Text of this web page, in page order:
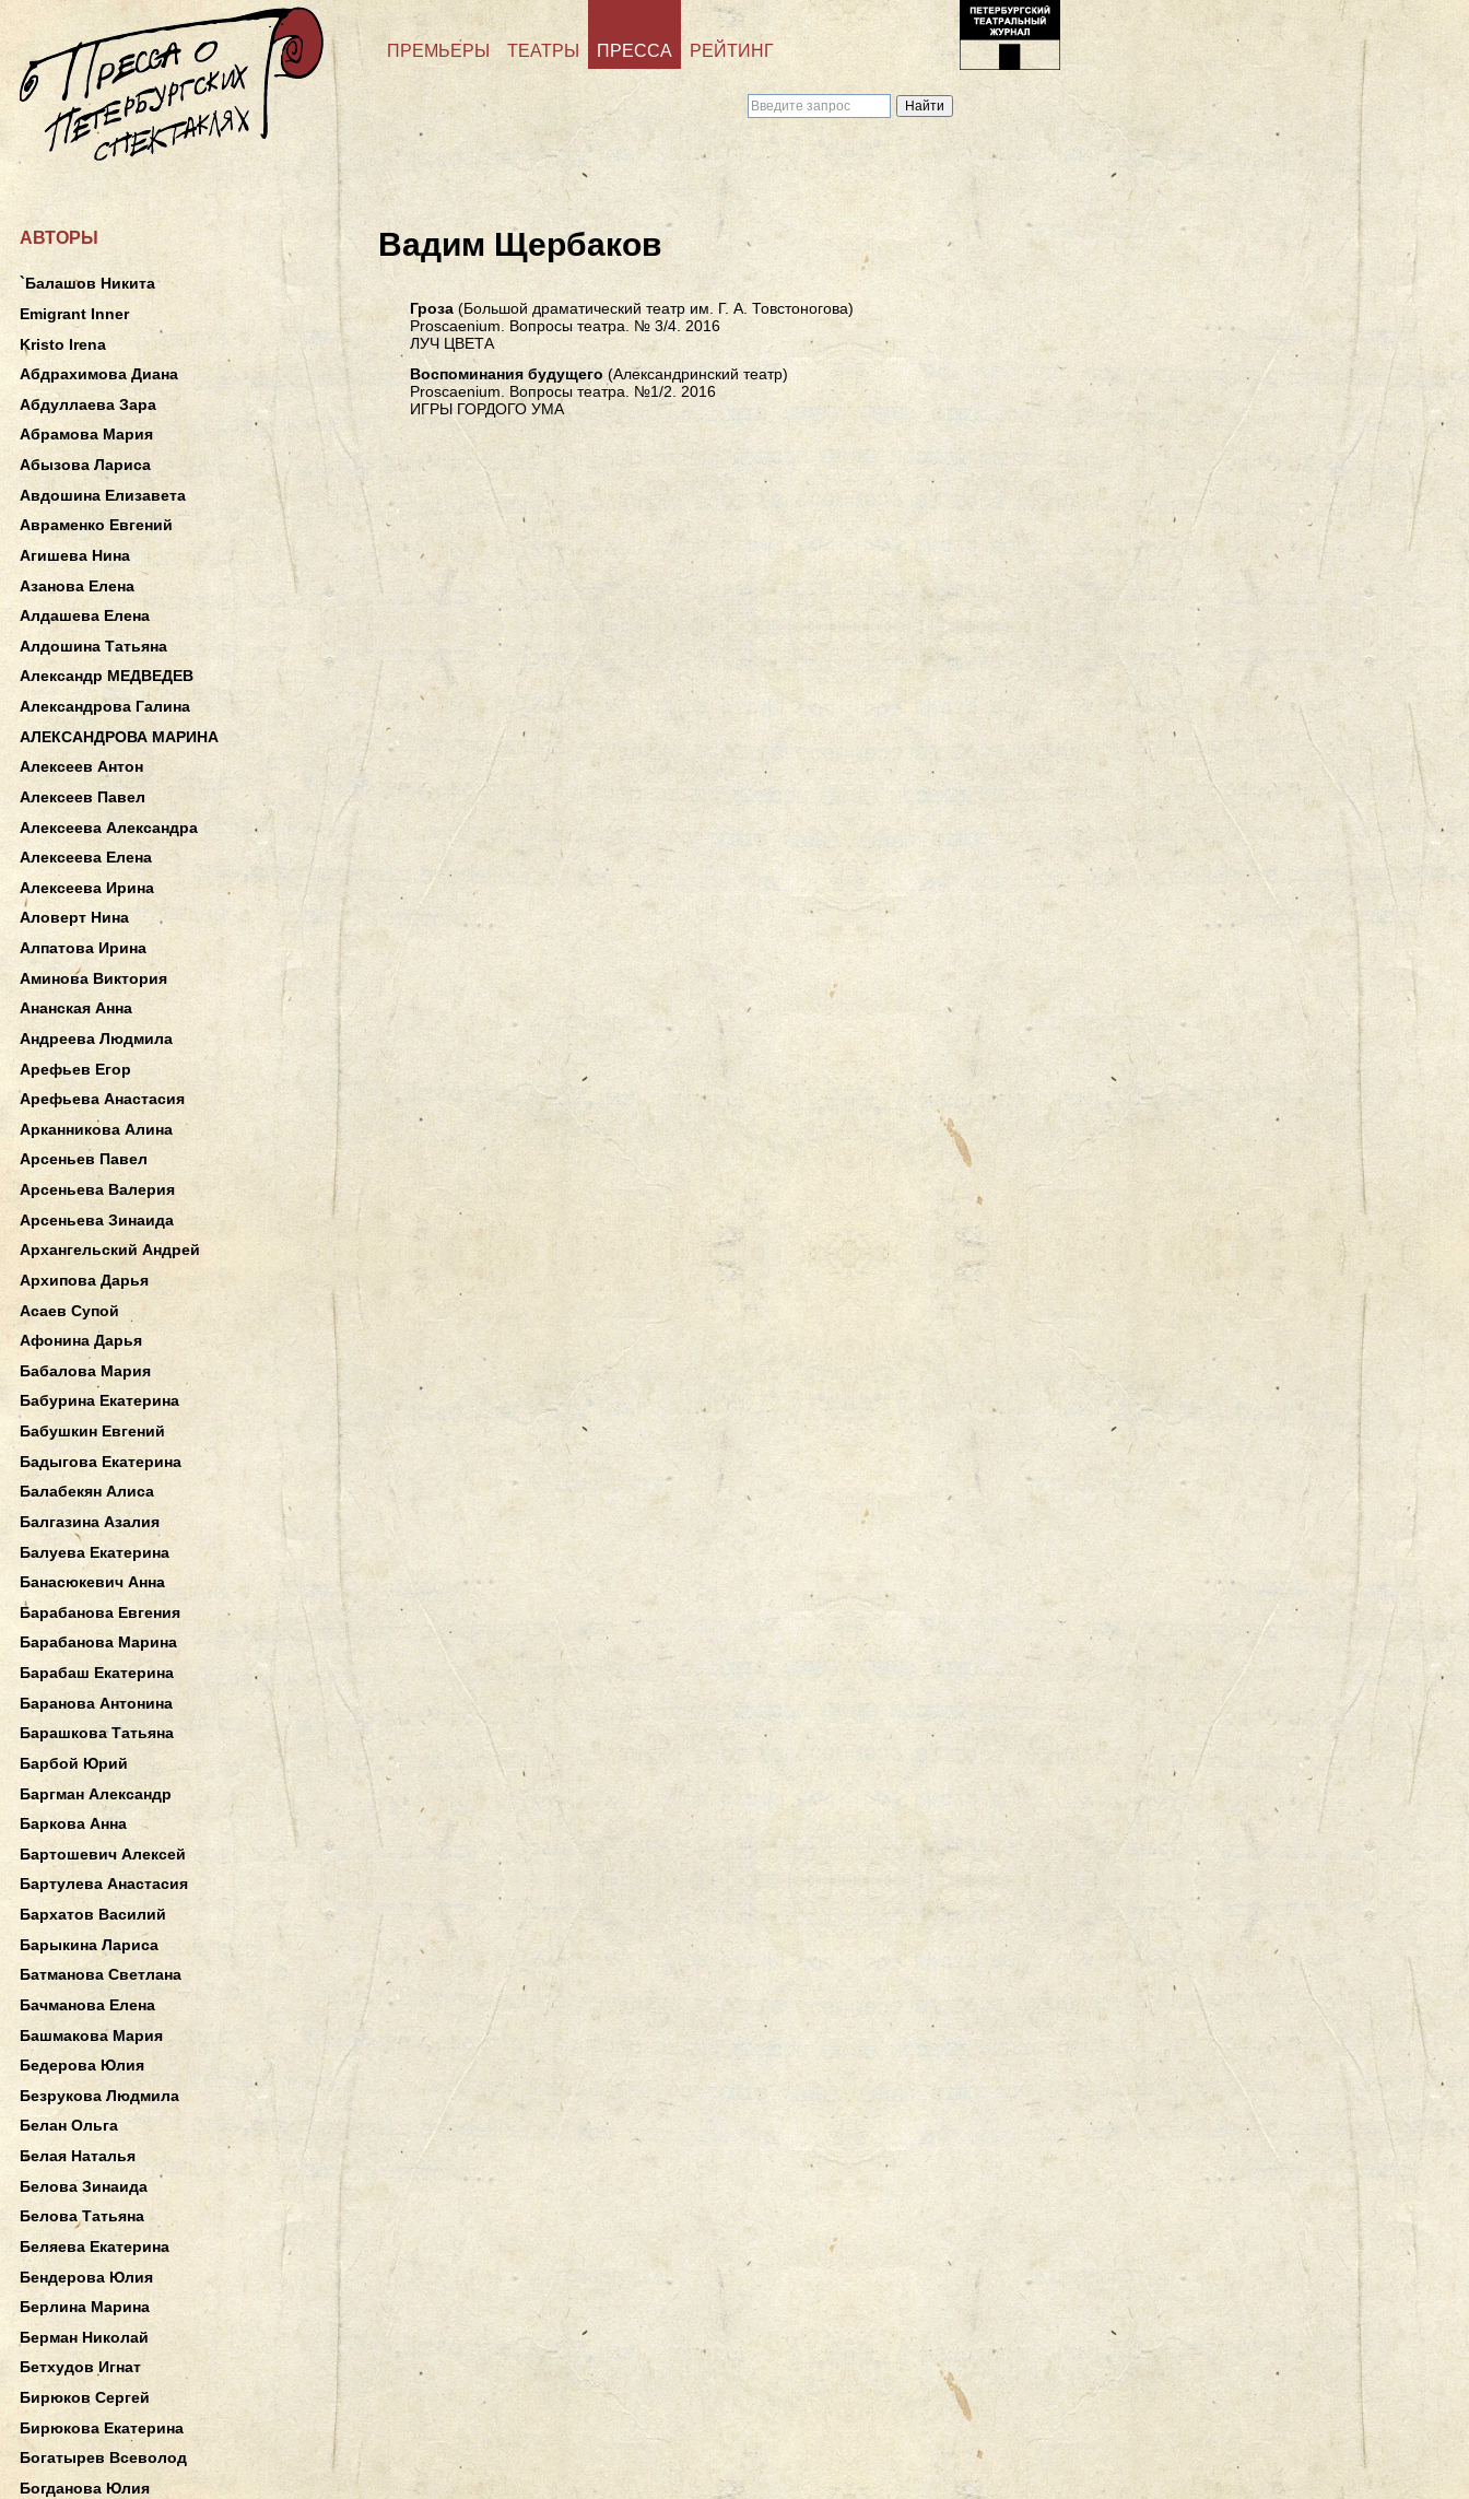
ПРЕМЬЕРЫ ТЕАТРЫ ПРЕССА РЕЙТИНГ
Вадим Щербаков
Гроза(Большой драматический театр им. Г. А. Товстоногова)
Proscaenium. Вопросы театра. № 3/4. 2016
ЛУЧ ЦВЕТА
Воспоминания будущего(Александринский театр)
Proscaenium. Вопросы театра. №1/2. 2016
ИГРЫ ГОРДОГО УМА
АВТОРЫ
`Балашов Никита
Emigrant Inner
Kristo Irena
Абдрахимова Диана
Абдуллаева Зара
Абрамова Мария
Абызова Лариса
Авдошина Елизавета
Авраменко Евгений
Агишева Нина
Азанова Елена
Алдашева Елена
Алдошина Татьяна
Александр МЕДВЕДЕВ
Александрова Галина
АЛЕКСАНДРОВА МАРИНА
Алексеев Антон
Алексеев Павел
Алексеева Александра
Алексеева Елена
Алексеева Ирина
Аловерт Нина
Алпатова Ирина
Аминова Виктория
Ананская Анна
Андреева Людмила
Арефьев Егор
Арефьева Анастасия
Арканникова Алина
Арсеньев Павел
Арсеньева Валерия
Арсеньева Зинаида
Архангельский Андрей
Архипова Дарья
Асаев Супой
Афонина Дарья
Бабалова Мария
Бабурина Екатерина
Бабушкин Евгений
Бадыгова Екатерина
Балабекян Алиса
Балгазина Азалия
Балуева Екатерина
Банасюкевич Анна
Барабанова Евгения
Барабанова Марина
Барабаш Екатерина
Баранова Антонина
Барашкова Татьяна
Барбой Юрий
Баргман Александр
Баркова Анна
Бартошевич Алексей
Бартулева Анастасия
Бархатов Василий
Барыкина Лариса
Батманова Светлана
Бачманова Елена
Башмакова Мария
Бедерова Юлия
Безрукова Людмила
Белан Ольга
Белая Наталья
Белова Зинаида
Белова Татьяна
Беляева Екатерина
Бендерова Юлия
Берлина Марина
Берман Николай
Бетхудов Игнат
Бирюков Сергей
Бирюкова Екатерина
Богатырев Всеволод
Богданова Юлия